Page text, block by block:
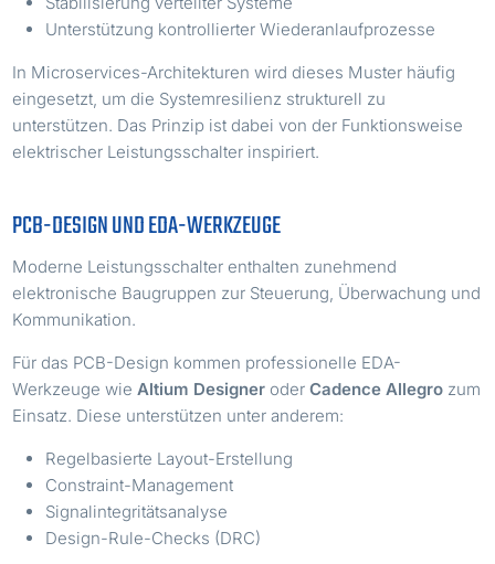
Unterstützung kontrollierter Wiederanlaufprozesse
In Microservices-Architekturen wird dieses Muster häufig
eingesetzt, um die Systemresilienz strukturell zu
unterstützen. Das Prinzip ist dabei von der Funktionsweise
elektrischer Leistungsschalter inspiriert.
PCB-DESIGN UND EDA-WERKZEUGE
Moderne Leistungsschalter enthalten zunehmend
elektronische Baugruppen zur Steuerung, Überwachung und
Kommunikation.
Für das PCB-Design kommen professionelle EDA-
Werkzeuge wie Altium Designer oderCadence Allegro zum
Einsatz. Diese unterstützen unter anderem:
Regelbasierte Layout-Erstellung
Constraint-Management
Signalintegritätsanalyse
Design-Rule-Checks (DRC)